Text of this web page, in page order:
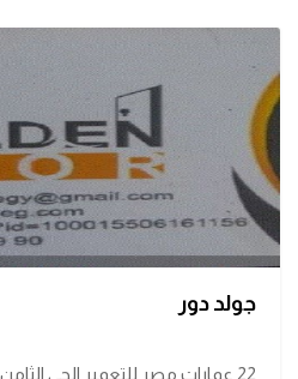
جولد دور
22 عمارات مصر للتعمير الحى الثامن مصطفى النحاي